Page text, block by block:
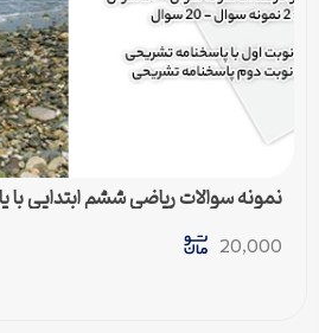
نمونه سوالات ریاضی ششم ابتدایی با
20,000